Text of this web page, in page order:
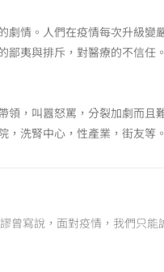
情。人們在疫情每次升級
鄙夷與排斥，對醫療的不信
，叫囂怒罵，分裂加劇而
洗腎中心，性產業，街友等
曾寫說，面對疫情，我們只能